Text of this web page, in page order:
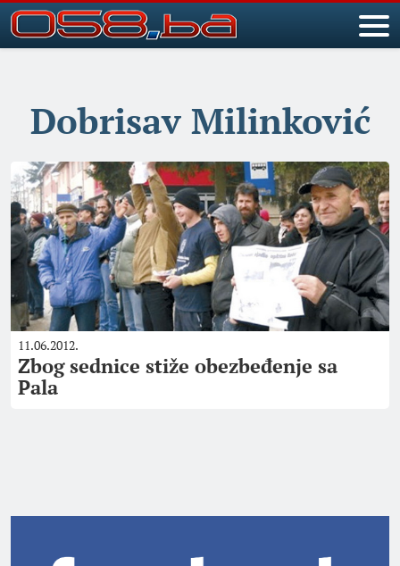
Dobrisav Milinković
11.06.2012.
Zbog sednice stiže obezbeđenje sa
Pala